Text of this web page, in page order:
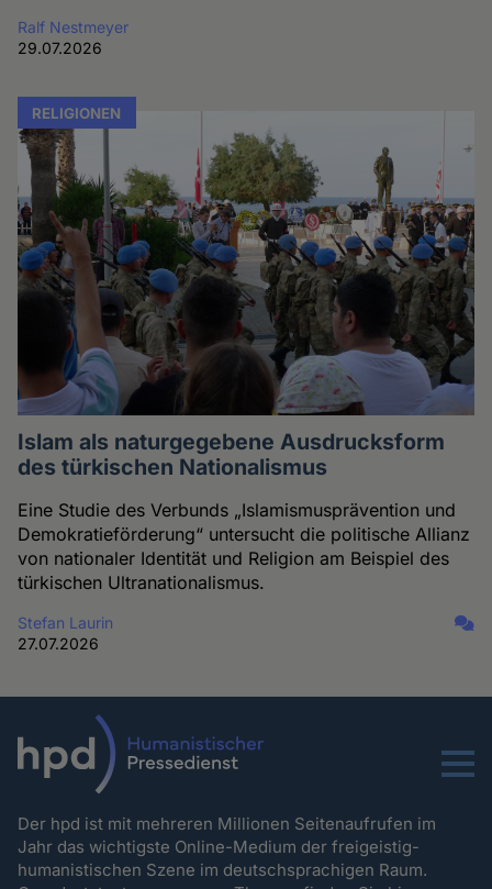
Ralf Nestmeyer
29.07.2026
RELIGIONEN
Islam als naturgegebene Ausdrucksform
des türkischen Nationalismus
Eine Studie des Verbunds „Islamismusprävention und
Demokratieförderung“ untersucht die politische Allianz
von nationaler Identität und Religion am Beispiel des
türkischen Ultranationalismus.
Stefan Laurin
27.07.2026
Menu
Der hpd ist mit mehreren Millionen Seitenaufrufen im
Jahr das wichtigste Online-Medium der freigeistig-
humanistischen Szene im deutschsprachigen Raum.